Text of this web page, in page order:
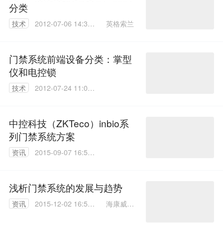
分类
技术
2012-07-06 14:35:
英格索兰
门禁系统前端设备分类：掌型
仪和电控锁
技术
2012-07-24 11:03:
中控科技（ZKTeco）inbio系
列门禁系统方案
资讯
2015-09-07 16:59:
浅析门禁系统的发展与趋势
资讯
2015-12-02 16:50:
海康威视